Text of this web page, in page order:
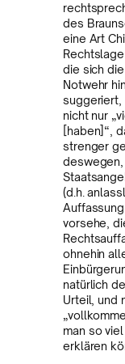
des
eine Art
die sich
Notwehr
suggeriert,
nicht nur
[haben]“,
strenger
(d.h.
vorsehe,
ohnehin
natürlich
Urteil, und
man so
erklären